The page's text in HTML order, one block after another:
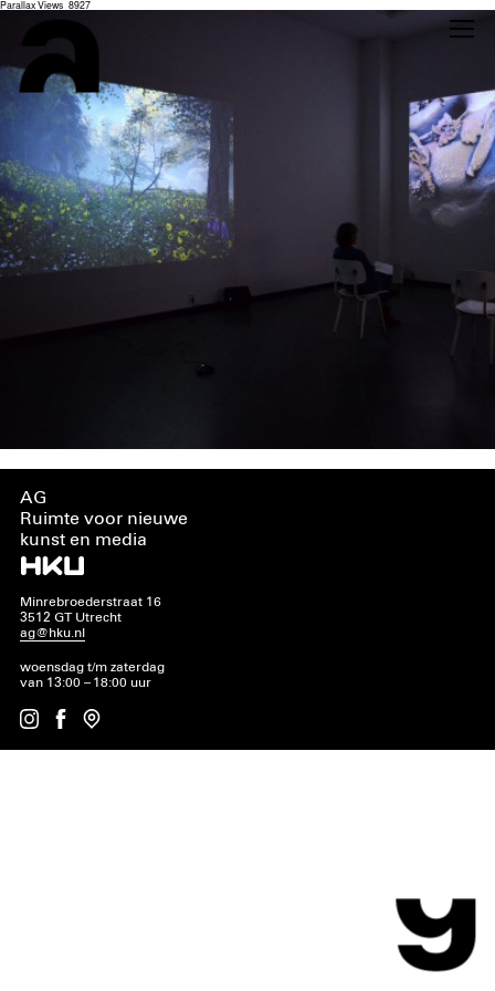
Parallax Views_8927
AG
Ruimte voor nieuwe
kunst en media
Minrebroederstraat 16
3512 GT Utrecht
ag@hku.nl
woensdag t/m zaterdag
van 13:00 – 18:00 uur